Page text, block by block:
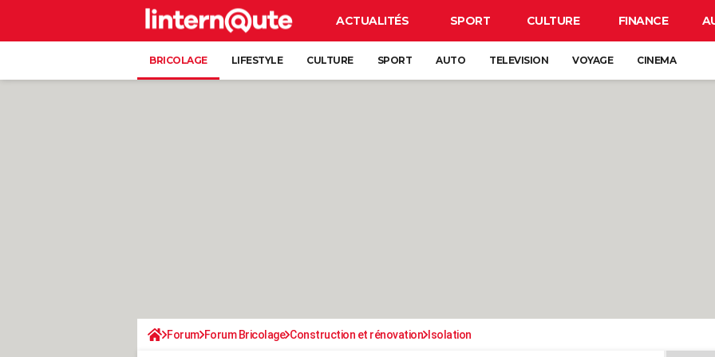
ACTUALITÉS SPORT CULTURE FINANCE
BRICOLAGE LIFESTYLE CULTURE SPORT AUTO TELEVISION VOYAGE CINEMA
Forum Forum Bricolage Construction et rénovation Isolation